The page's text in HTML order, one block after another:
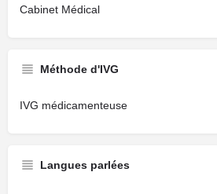
Cabinet Médical
Méthode d'IVG
IVG médicamenteuse
Langues parlées